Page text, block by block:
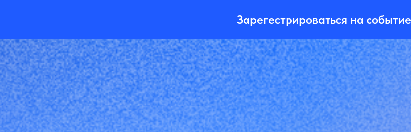
Зарегестрироваться на событие